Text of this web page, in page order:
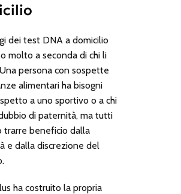
dei test DNA a domicilio
molto a seconda di chi li
persona con sospette
alimentari ha bisogni
a uno sportivo o a chi
di paternità, ma tutti
trarre beneficio dalla
e dalla discrezione del
ha costruito la propria